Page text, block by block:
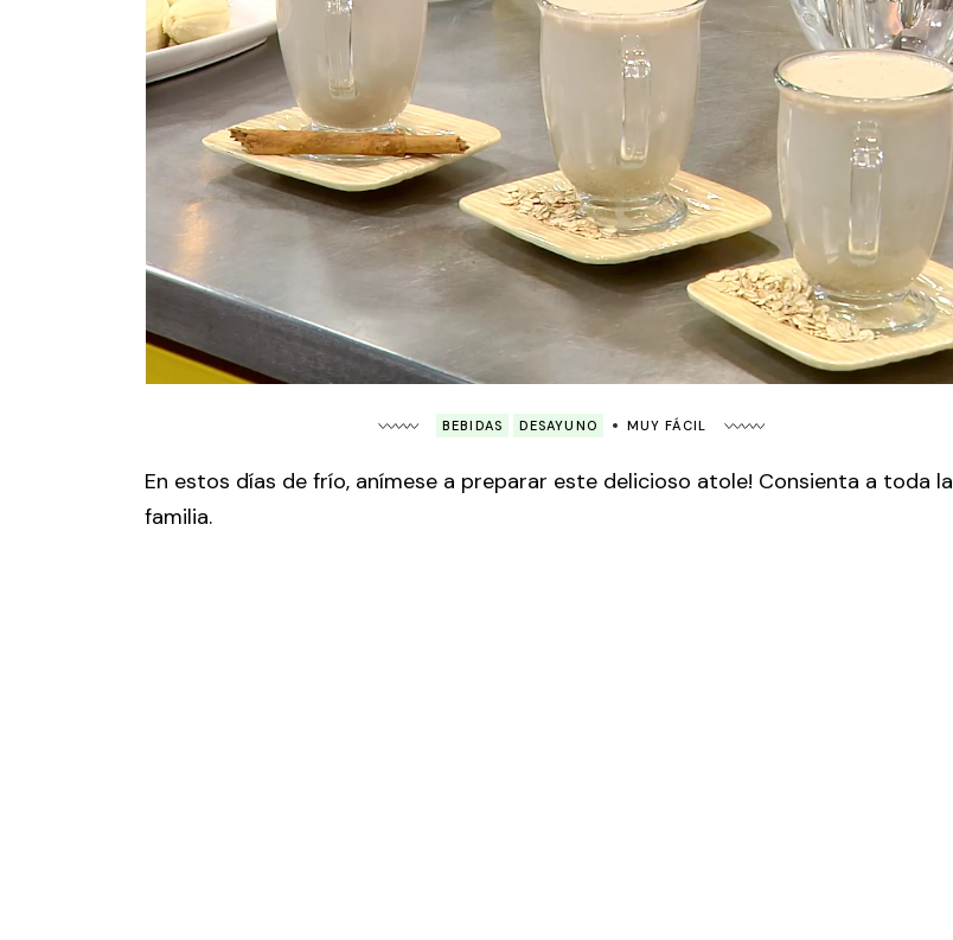
BEBIDAS DESAYUNO MUY FÁCIL
En estos días de frío, anímese a preparar este delicioso atole! Consienta a toda la
familia.